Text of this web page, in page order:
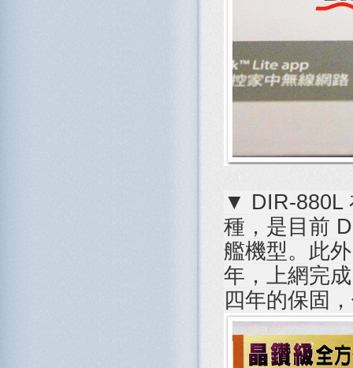
▼ DIR-880L
種，是目前
艦機型。此
年，上網完
四年的保固